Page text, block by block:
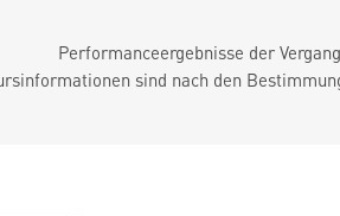
Performanceergebnisse der
sind nach den